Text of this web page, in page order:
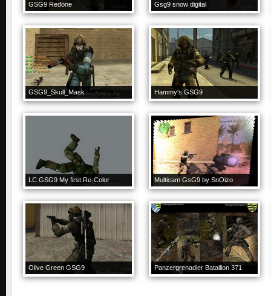
GSG9 Redone Gsg9 snow digital
GSG9_Skull_Mask Hammy's GSG9
LC GSG9 My first Re-Color Multicam GsG9 by SnOizo
Olive Green GSG9 Panzergrenadier Bataillon 371